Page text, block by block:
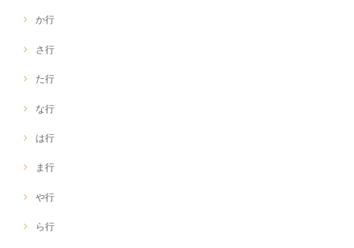
か行
さ行
た行
な行
は行
ま行
や行
ら行